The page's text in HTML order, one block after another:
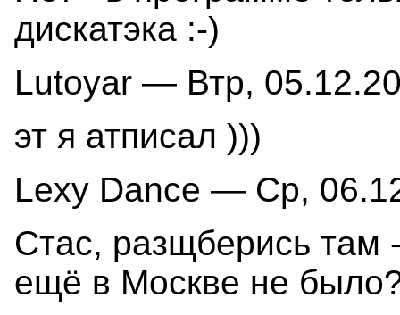
дискатэка :-)
Lutoyar — Втр,
эт я атписал )))
Lexy Dance — Ср,
Стас, разщберись там
ещё в Москве не